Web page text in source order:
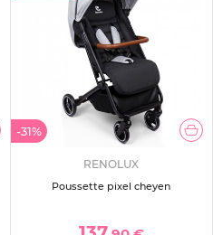
-31%
RENOLUX
Poussette pixel cheyen